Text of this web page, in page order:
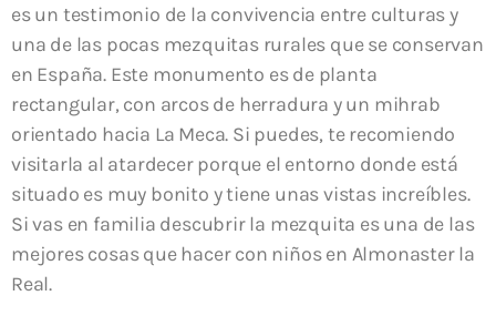
es un testimonio de la convivencia entre culturas y
una de las pocas mezquitas rurales que se conservan
en España. Este monumento es de planta
rectangular, con arcos de herradura y un mihrab
orientado hacia La Meca. Si puedes, te recomiendo
visitarla al atardecer porque el entorno donde está
situado es muy bonito y tiene unas vistas increíbles.
Si vas en familia descubrir la mezquita es una de las
mejores cosas que hacer con niños en Almonaster la
Real.